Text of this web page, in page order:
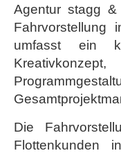
wieder
stagg
Agentur stagg
Fahrvorstellung
umfasst ein
Die
Flottenkunden